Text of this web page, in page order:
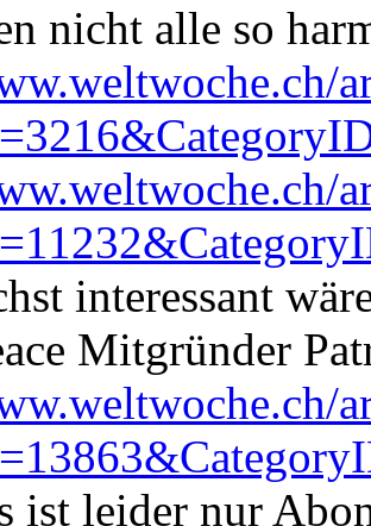
nicht alle so
interessant
Mitgründer
ist leider nur